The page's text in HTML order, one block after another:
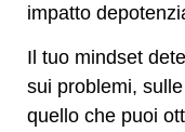
impatto
Il tuo mindset
sui problemi,
quello che puoi